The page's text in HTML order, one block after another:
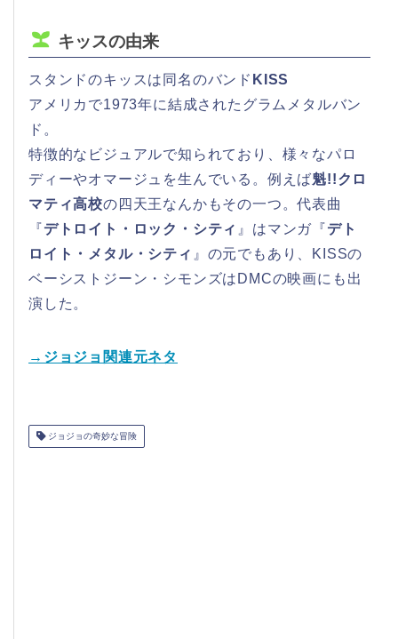
キッスの由来
スタンドのキッスは同名のバンド KISS
アメリカで1973年に結成されたグラムメタルバン
ド。
特徴的なビジュアルで知られており、様々なパロ
ディーやオマージュを生んでいる。例えば魁!!クロ
マティ高校の四天王なんかもその一つ。代表曲
『デトロイト・ロック・シティ 』はマンガ『デト
ロイト・メタル・シティ 』の元でもあり、KISSの
ベーシストジーン・シモンズはDMCの映画にも出
演した。
→ジョジョ関連元ネタ
ジョジョの奇妙な冒険